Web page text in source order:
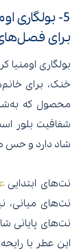
5- بولگاری
برای
خنک، برای
محصول که
شفافیت بلور
شاد دارد و حس
نت‌های ابتدایی
نت‌های میانی،
نت‌های پایانی
این عطر با